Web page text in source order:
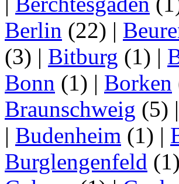
Berlin (22) |
(3) | Bitburg (1) |
Bonn (1) | Borken
Braunschweig (5) |
| Budenheim (1) |
Burglengenfeld (1)